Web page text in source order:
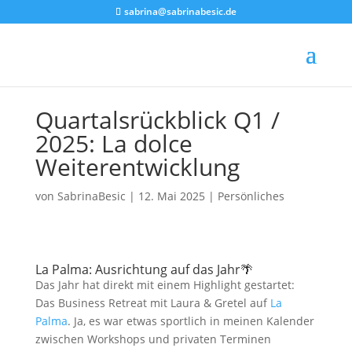
sabrina@sabrinabesic.de
Quartalsrückblick Q1 /
2025: La dolce
Weiterentwicklung
von SabrinaBesic | 12. Mai 2025 | Persönliches
La Palma: Ausrichtung auf das Jahr🌴
Das Jahr hat direkt mit einem Highlight gestartet:
Das Business Retreat mit Laura & Gretel auf La
Palma. Ja, es war etwas sportlich in meinen Kalender
zwischen Workshops und privaten Terminen